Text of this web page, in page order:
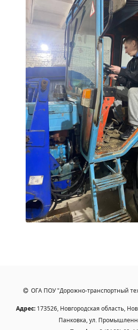
ОГА ПОУ "Дорожно-транспортный
Адрес: 173526, Новгородская область,
Панковка, ул.